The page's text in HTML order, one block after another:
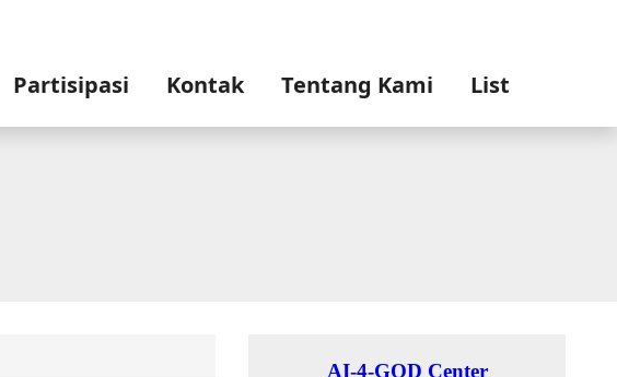
Partisipasi Kontak Tentang Kami List